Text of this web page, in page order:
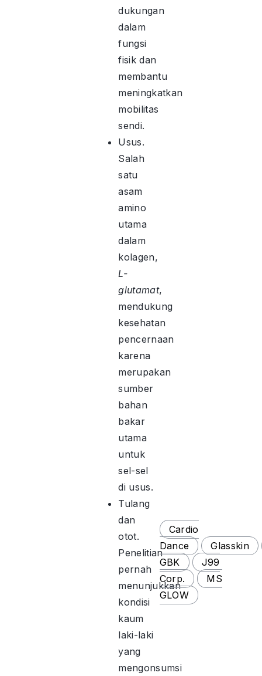
dukungan
dalam
fungsi
fisik dan
membantu
meningkatkan
mobilitas
sendi.
Usus.
Salah
satu
asam
amino
utama
dalam
kolagen,
L-
glutamat,
mendukung
kesehatan
pencernaan
karena
merupakan
sumber
bahan
bakar
utama
untuk
sel-sel
di usus.
Tulang
dan
otot.
Penelitian
pernah
menunjukkan
kondisi
kaum
laki-laki
yang
mengonsumsi
Cardio
Dance
Glasskin
GBK
J99
Corp.
MS
GLOW